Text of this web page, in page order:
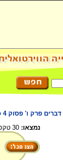
דברים פרק ו' פסוק 4 כתוב לפי כללי המסורה
נמצאו: